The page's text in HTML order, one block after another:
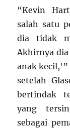
“Kevin
salah satu
dia tidak
Akhirnya
anak kecil,'”
setelah
bertindak
yang
sebagai